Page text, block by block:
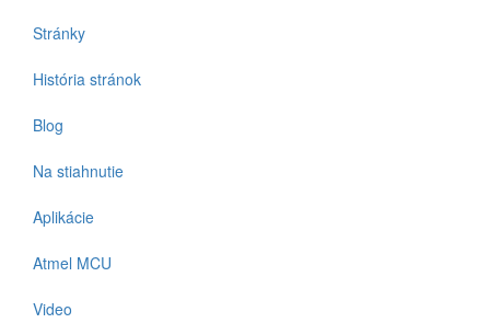
Stránky
História stránok
Blog
Na stiahnutie
Aplikácie
Atmel MCU
Video